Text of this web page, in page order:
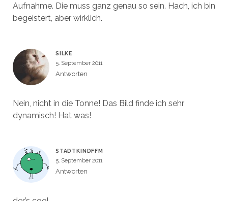
Aufnahme. Die muss ganz genau so sein. Hach, ich bin
begeistert, aber wirklich.
SILKE
5. September 2011
Antworten
Nein, nicht in die Tonne! Das Bild finde ich sehr
dynamisch! Hat was!
STADTKINDFFM
5. September 2011
Antworten